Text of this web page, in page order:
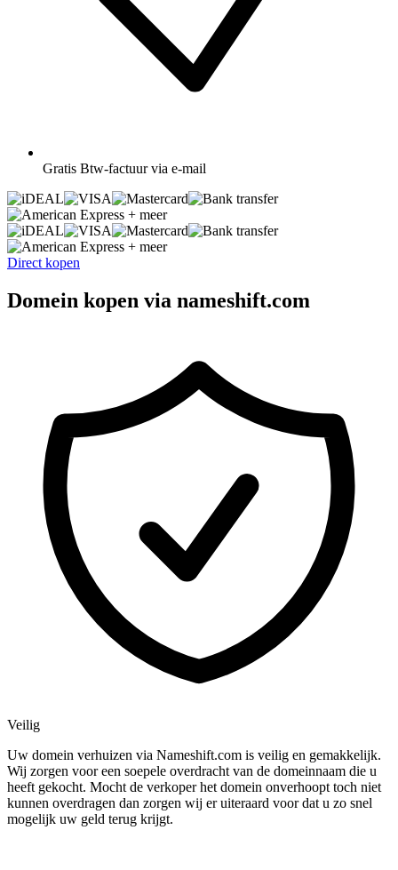
Gratis Btw-factuur via e-mail
+ meer
+ meer
Direct kopen
Domein kopen via nameshift.com
Veilig
Uw domein verhuizen via Nameshift.com is veilig en gemakkelijk.
Wij zorgen voor een soepele overdracht van de domeinnaam die u
heeft gekocht. Mocht de verkoper het domein onverhoopt toch niet
kunnen overdragen dan zorgen wij er uiteraard voor dat u zo snel
mogelijk uw geld terug krijgt.